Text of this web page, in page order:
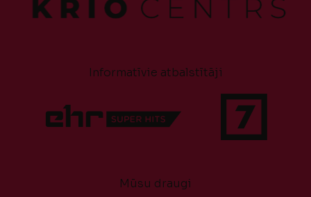
Informatīvie atbalstītāji
Mūsu draugi